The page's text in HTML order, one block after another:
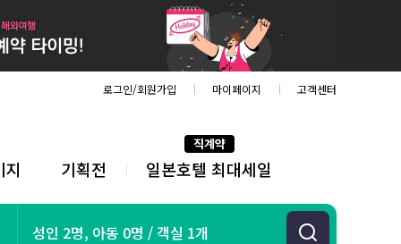
로그인/회원가입 마이페이지 고객센터
기획전
직계약
일본호텔 최대세일
뉴
기획전
성인 2명, 아동 0명 / 객실 1개